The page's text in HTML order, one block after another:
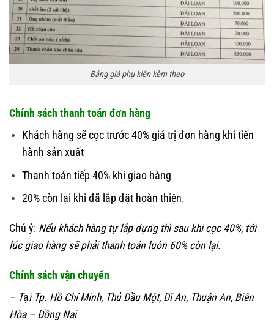
Bảng giá phụ kiện kèm theo
Chính sách thanh toán đơn hàng
Khách hàng sẽ cọc trước 40% giá trị đơn hàng khi tiến
hành sản xuất
Thanh toán tiếp 40% khi giao hàng
20% còn lại khi đã lắp đặt hoàn thiện.
Chú ý: Nếu khách hàng tự lắp dựng thì sau khi cọc 40%, tới
lúc giao hàng sẽ phải thanh toán luôn 60% còn lại.
Chính sách vận chuyển
– Tại Tp. Hồ Chí Minh, Thủ Dầu Một, Dĩ An, Thuận An, Biên
Hòa – Đồng Nai